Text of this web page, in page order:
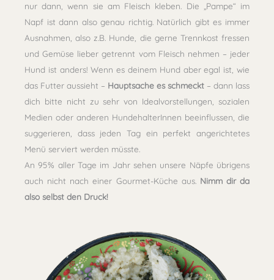
nur dann, wenn sie am Fleisch kleben. Die „Pampe“ im
Napf ist dann also genau richtig. Natürlich gibt es immer
Ausnahmen, also z.B. Hunde, die gerne Trennkost fressen
und Gemüse lieber getrennt vom Fleisch nehmen – jeder
Hund ist anders! Wenn es deinem Hund aber egal ist, wie
das Futter aussieht – Hauptsache es schmeckt – dann lass
dich bitte nicht zu sehr von Idealvorstellungen, sozialen
Medien oder anderen HundehalterInnen beeinflussen, die
suggerieren, dass jeden Tag ein perfekt angerichtetes
Menü serviert werden müsste.
An 95% aller Tage im Jahr sehen unsere Näpfe übrigens
auch nicht nach einer Gourmet-Küche aus. Nimm dir da
also selbst den Druck!